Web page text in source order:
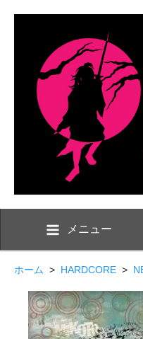
メニュー
ホーム > HARDCORE >